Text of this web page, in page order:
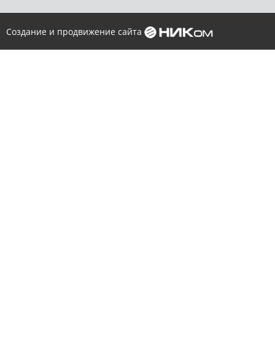
Создание и продвижение сайта